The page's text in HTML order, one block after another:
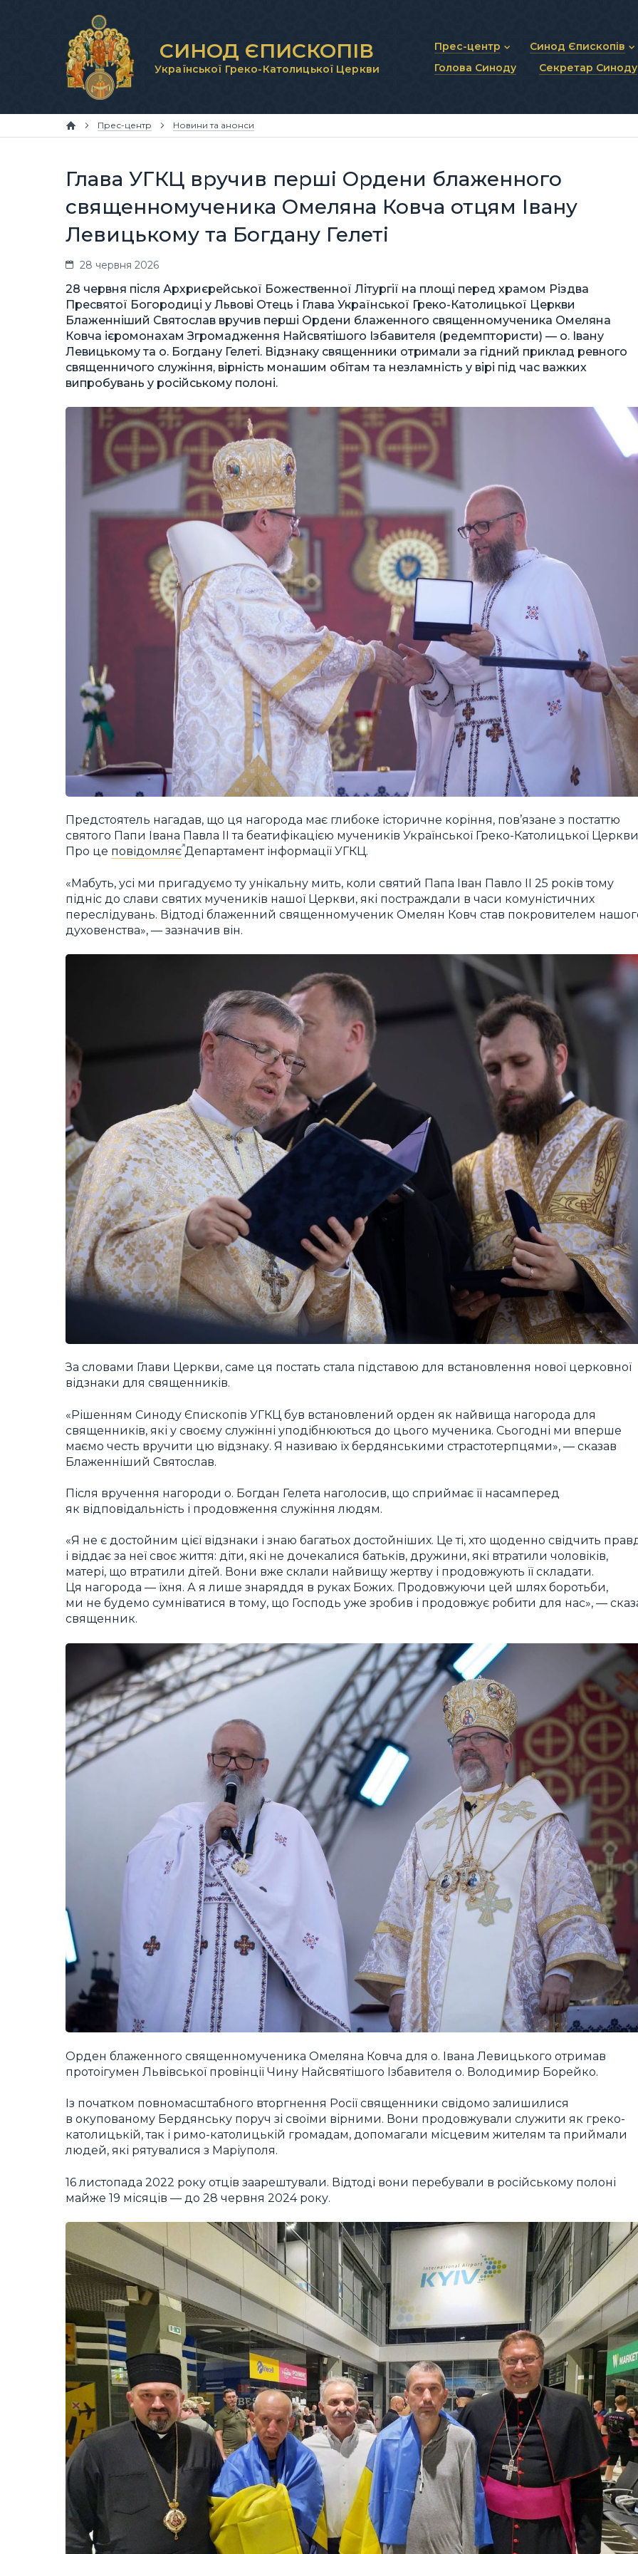
СИНОД ЄПИСКОПІВ
Української Греко-Католицької Церкви
Прес-центр
Новини та анонси
Синод Єпископів
Статут Синоду
Синодальні органи
Голова Синоду Секретар Синоду
Прес-центр Новини та анонси
Глава УГКЦ вручив перші Ордени блаженного
священномученика Омеляна Ковча отцям Івану
Левицькому та Богдану Гелеті
28 червня 2026
28 червня після Архриєрейської Божественної Літургії на площі перед храмом Різдва
Пресвятої Богородиці у Львові Отець і Глава Української Греко-Католицької Церкви
Блаженніший Святослав вручив перші Ордени блаженного священномученика Омеляна
Ковча ієромонахам Згромадження Найсвятішого Ізбавителя (редемптористи) — о. Івану
Левицькому та о. Богдану Гелеті. Відзнаку священники отримали за гідний приклад ревного
священничого служіння, вірність монашим обітам та незламність у вірі під час важких
випробувань у російському полоні.
Предстоятель нагадав, що ця нагорода має глибоке історичне коріння, пов’язане з постаттю
святого Папи Івана Павла ІІ та беатифікацією мучеників Української Греко-Католицької
Про це повідомляєДепартамент інформації УГКЦ.
«Мабуть, усі ми пригадуємо ту унікальну мить, коли святий Папа Іван Павло ІІ 25 років тому
підніс до слави святих мучеників нашої Церкви, які постраждали в часи комуністичних
переслідувань. Відтоді блаженний священномученик Омелян Ковч став покровителем
духовенства», — зазначив він.
За словами Глави Церкви, саме ця постать стала підставою для встановлення нової церковної
відзнаки для священників.
«Рішенням Синоду Єпископів УГКЦ був встановлений орден як найвища нагорода для
священників, які у своєму служінні уподібнюються до цього мученика. Сьогодні ми вперше
маємо честь вручити цю відзнаку. Я називаю їх бердянськими страстотерпцями», — сказав
Блаженніший Святослав.
Після вручення нагороди о. Богдан Гелета наголосив, що сприймає її насамперед
як відповідальність і продовження служіння людям.
«Я не є достойним цієї відзнаки і знаю багатьох достойніших. Це ті, хто щоденно свідчить
і віддає за неї своє життя: діти, які не дочекалися батьків, дружини, які втратили чоловіків,
матері, що втратили дітей. Вони вже склали найвищу жертву і продовжують її складати.
Ця нагорода — їхня. А я лише знаряддя в руках Божих. Продовжуючи цей шлях боротьби,
ми не будемо сумніватися в тому, що Господь уже зробив і продовжує робити для нас», —
священник.
Орден блаженного священномученика Омеляна Ковча для о. Івана Левицького отримав
протоігумен Львівської провінції Чину Найсвятішого Ізбавителя о. Володимир Борейко.
Із початком повномасштабного вторгнення Росії священники свідомо залишилися
в окупованому Бердянську поруч зі своїми вірними. Вони продовжували служити як греко-
католицькій, так і римо-католицькій громадам, допомагали місцевим жителям та приймали
людей, які рятувалися з Маріуполя.
16 листопада 2022 року отців заарештували. Відтоді вони перебували в російському полоні
майже 19 місяців — до 28 червня 2024 року.